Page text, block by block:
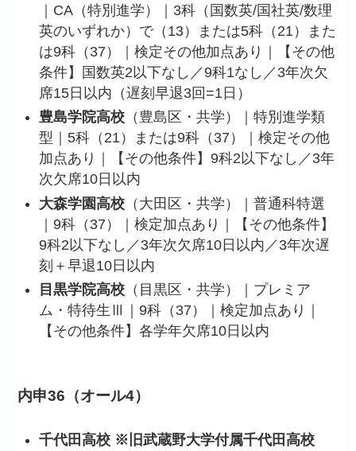
｜CA（特別進学）｜3科（国数英/国社英/数理
英のいずれか）で（13）または5科（21）また
は9科（37）｜検定その他加点あり｜【その他
条件】国数英2以下なし／9科1なし／3年次欠
席15日以内（遅刻早退3回=1日）
豊島学院高校 （豊島区・共学）｜特別進学類
型｜5科（21）または9科（37）｜検定その他
加点あり｜【その他条件】9科2以下なし／3年
次欠席10日以内
大森学園高校 （大田区・共学）｜普通科特選
｜9科（37）｜検定加点あり｜【その他条件】
9科2以下なし／3年次欠席10日以内／3年次遅
刻＋早退10日以内
目黒学院高校 （目黒区・共学）｜プレミア
ム・特待生Ⅲ｜9科（37）｜検定加点あり｜
【その他条件】各学年欠席10日以内
内申36（オール4）
千代田高校 ※旧武蔵野大学付属千代田高校